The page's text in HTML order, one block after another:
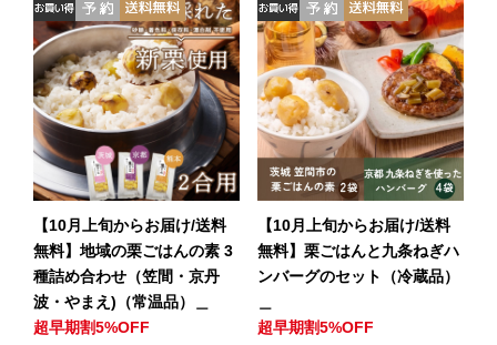
【10月上旬からお届け/送料
無料】地域の栗ごはんの素 3
種詰め合わせ（笠間・京丹
波・やまえ)（常温品）＿
超早期割5%OFF
【10月上旬からお届け/送料
無料】栗ごはんと九条ねぎハ
ンバーグのセット（冷蔵品）
超早期割5%OFF